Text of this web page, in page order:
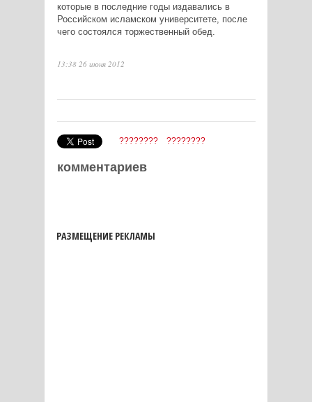
которые в последние годы издавались в
Российском исламском университете, после
чего состоялся торжественный обед.
13:38 26 июня 2012
???????? ????????
комментариев
РАЗМЕЩЕНИЕ РЕКЛАМЫ